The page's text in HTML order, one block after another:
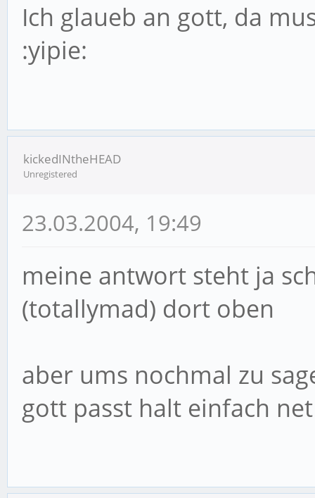
Ich glaueb an gott, da
:yipie:
kickedINtheHEAD
Unregistered
23.03.2004, 19:49
meine antwort steht ja
(totallymad) dort oben
aber ums nochmal zu
gott passt halt einfach